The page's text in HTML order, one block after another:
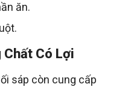
ăn.
Chất Có Lợi
sáp còn cung cấp